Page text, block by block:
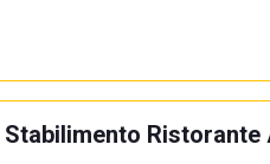
Stabilimento Ristorante